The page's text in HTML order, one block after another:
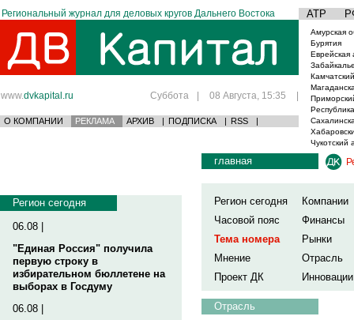
Региональный журнал для деловых кругов Дальнего Востока АТР
www.dvkapital.ru Суббота | 08 Августа, 15:35 |
О КОМПАНИИ РЕКЛАМА АРХИВ | ПОДПИСКА | RSS |
Амурская
Бурятия
Еврейская
Чукотский
Регион сегодня
06.08 |
"Единая Россия" получила
первую строку в
избирательном бюллетене на
выборах в Госдуму
06.08 |
главная
Регион сегодня
Компании
Часовой пояс
Финансы
Тема номера
Рынки
Мнение
Отрасль
Проект ДК
Инновации
Отрасль